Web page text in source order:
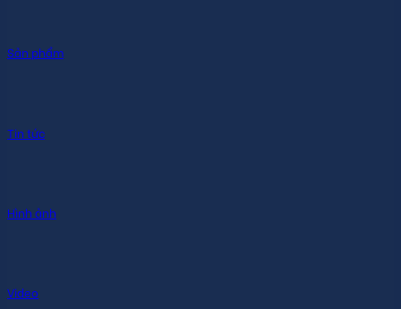
Sản phẩm
Tin tức
Hình ảnh
Video